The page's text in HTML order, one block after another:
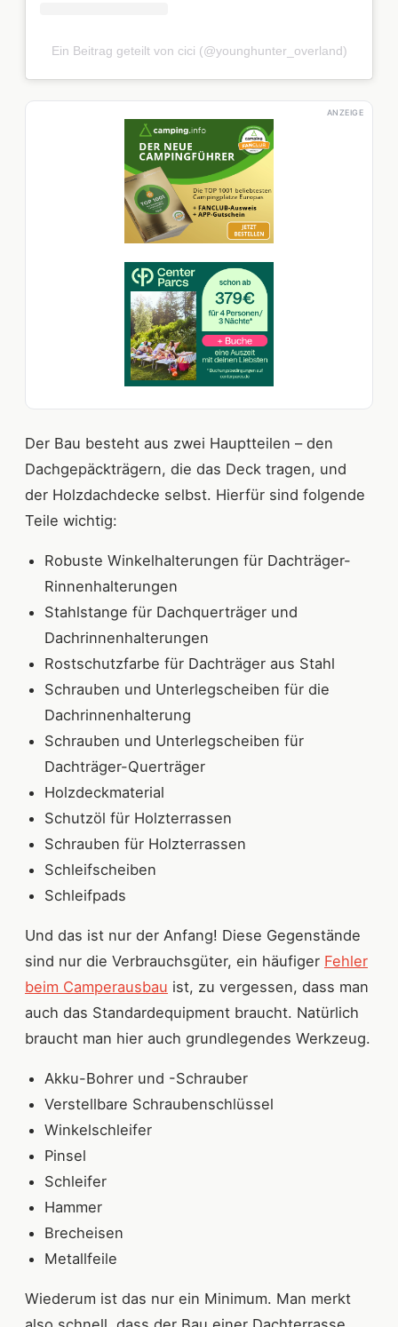
Ein Beitrag geteilt von cici (@younghunter_overland)
ANZEIGE
Der Bau besteht aus zwei Hauptteilen – den
Dachgepäckträgern, die das Deck tragen, und
der Holzdachdecke selbst. Hierfür sind folgende
Teile wichtig:
Robuste Winkelhalterungen für Dachträger-
Rinnenhalterungen
Stahlstange für Dachquerträger und
Dachrinnenhalterungen
Rostschutzfarbe für Dachträger aus Stahl
Schrauben und Unterlegscheiben für die
Dachrinnenhalterung
Schrauben und Unterlegscheiben für
Dachträger-Querträger
Holzdeckmaterial
Schutzöl für Holzterrassen
Schrauben für Holzterrassen
Schleifscheiben
Schleifpads
Und das ist nur der Anfang! Diese Gegenstände
sind nur die Verbrauchsgüter, ein häufiger Fehler
beim Camperausbau ist, zu vergessen, dass man
auch das Standardequipment braucht. Natürlich
braucht man hier auch grundlegendes Werkzeug.
Akku-Bohrer und -Schrauber
Verstellbare Schraubenschlüssel
Winkelschleifer
Pinsel
Schleifer
Hammer
Brecheisen
Metallfeile
Wiederum ist das nur ein Minimum. Man merkt